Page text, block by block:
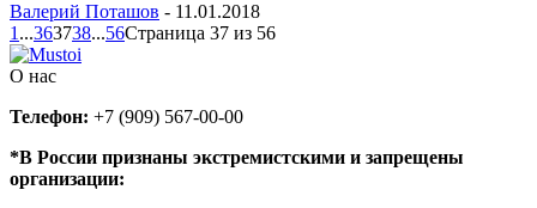
Валерий Поташов - 11.01.2018
1 ...363738...56Страница 37 из 56
О нас
Телефон: +7 (909) 567-00-00
*В России признаны экстремистскими и запрещены
организации: